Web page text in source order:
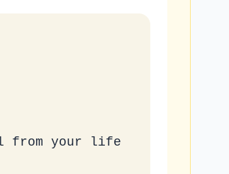
from your life